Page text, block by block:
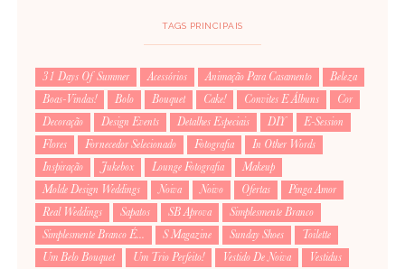
TAGS PRINCIPAIS
31 Days Of Summer Acessórios Animação Para Casamento
Beleza
Boas-Vindas!
Bolo Bouquet Cake! Convites E Álbuns
Cor
Decoração
Design Events Detalhes Especiais DIY
E-Session
Flores
Fornecedor Selecionado Fotografia
In Other Words
Inspiração
Jukebox Lounge Fotografia
Makeup
Molde Design Weddings
Noiva Noivo Ofertas
Pinga Amor
Real Weddings
Sapatos SB Aprova
Simplesmente Branco
Simplesmente Branco É...
S Magazine Sunday Shoes
Toilette
Um Belo Bouquet
Um Trio Perfeito! Vestido De Noiva Vestidus